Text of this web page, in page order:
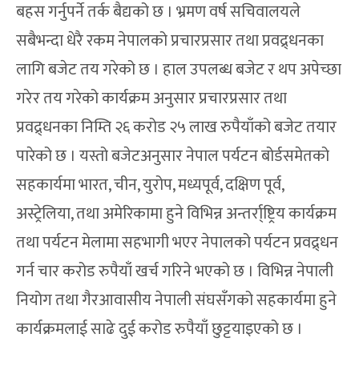
बहस गर्नुपर्ने तर्क बैद्यको छ । भ्रमण वर्ष सचिवालयले
सबैभन्दा धेरै रकम नेपालको प्रचारप्रसार तथा प्रवद्र्धनका
लागि बजेट तय गरेको छ । हाल उपलब्ध बजेट र थप अपेच्छा
गरेर तय गरेको कार्यक्रम अनुसार प्रचारप्रसार तथा
प्रवद्र्धनका निम्ति २६ करोड २५ लाख रुपैयाँको बजेट तयार
पारेको छ । यस्तो बजेटअनुसार नेपाल पर्यटन बोर्डसमेतको
सहकार्यमा भारत, चीन, युरोप, मध्यपूर्व, दक्षिण पूर्व,
अस्ट्रेलिया, तथा अमेरिकामा हुने विभिन्न अन्तर्रा्ष्ट्रिय कार्यक्रम
तथा पर्यटन मेलामा सहभागी भएर नेपालको पर्यटन प्रवद्र्धन
गर्न चार करोड रुपैयाँ खर्च गरिने भएको छ । विभिन्न नेपाली
नियोग तथा गैरआवासीय नेपाली संघसँगको सहकार्यमा हुने
कार्यक्रमलाई साढे दुई करोड रुपैयाँ छुट्टयाइएको छ ।